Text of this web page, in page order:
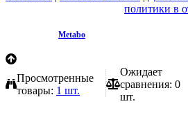
политики в
Metabo
Просмотренные
товары: 1 шт.
Ожидает
сравнения: 0
шт.